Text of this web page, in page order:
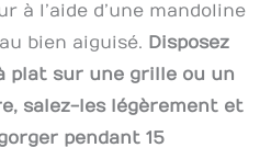
à l’aide d’une mandoline
bien aiguisé. Disposez
plat sur une grille ou un
salez-les légèrement et
pendant 15